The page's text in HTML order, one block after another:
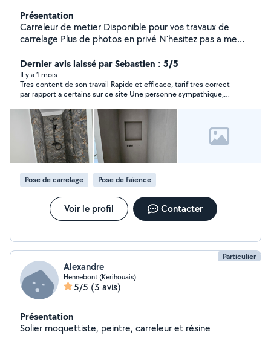
Présentation
Carreleur de metier Disponible pour vos travaux de
carrelage Plus de photos en privé N'hesitez pas a me
Dernier avis laissé par Sebastien : 5/5
Il y a 1 mois
Tres content de son travail Rapide et efficace, tarif tres correct
par rapport a certains sur ce site Une personne sympathique,
projet !
Pose de carrelage Pose de faïence
Voir le profil Contacter
Particulier
Alexandre
Hennebont (Kerihouais)
5/5 (3 avis)
Présentation
Solier moquettiste, peintre, carreleur et résine